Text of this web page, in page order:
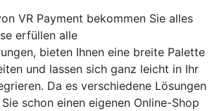
VR Payment bekommen Sie alles
erfüllen alle
bieten Ihnen eine breite Palette
und lassen sich ganz leicht in Ihr
Da es verschiedene Lösungen
schon einen eigenen Online-Shop